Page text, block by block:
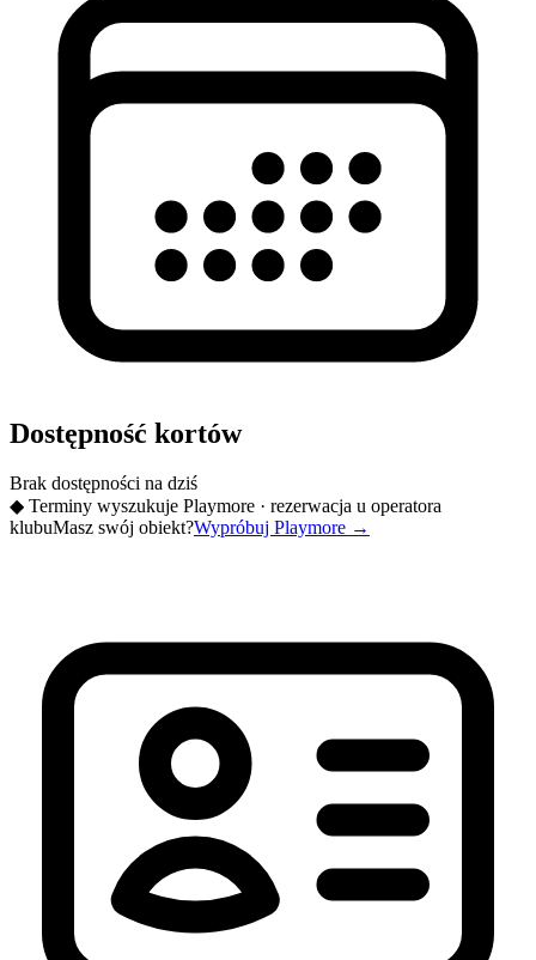
Dostępność kortów
Brak dostępności na dziś
◆ Terminy wyszukuje Playmore · rezerwacja u operatora
klubuMasz swój obiekt?Wypróbuj Playmore →